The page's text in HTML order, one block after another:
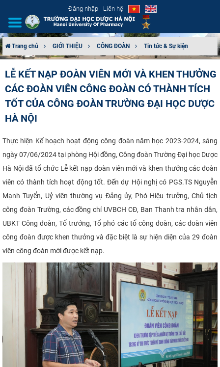
Đăng nhập Liên hệ
CƠ CẤU TỔ CHỨC
TUYỂN SINH
ĐÀO TẠO
ĐẢM BẢO CHẤT LƯỢNG
KHOA HỌC CÔNG NGHỆ
HTQT
CỰU NGƯỜI HỌC
Trang chủ GIỚI THIỆU CÔNG ĐOÀN Tin tức & Sự kiện
LỄ KẾT NẠP ĐOÀN VIÊN MỚI VÀ KHEN THƯỞNG
CÁC ĐOÀN VIÊN CÔNG ĐOÀN CÓ THÀNH TÍCH
TỐT CỦA CÔNG ĐOÀN TRƯỜNG ĐẠI HỌC DƯỢC
HÀ NỘI
Thực hiện Kế hoạch hoạt động công đoàn năm học 2023-2024, sáng
ngày 07/06/2024 tại phòng Hội đồng, Công đoàn Trường Đại học Dược
Hà Nội đã tổ chức Lễ kết nạp đoàn viên mới và khen thưởng các đoàn
viên có thành tích hoạt động tốt. Đến dự Hội nghị có PGS.TS Nguyễn
Mạnh Tuyển, Uỷ viên thường vụ Đảng ủy, Phó Hiệu trưởng, Chủ tịch
công đoàn Trường, các đồng chí UVBCH CĐ, Ban Thanh tra nhân dân,
UBKT Công đoàn, Tổ trưởng, Tổ phó các tổ công đoàn, các đoàn viên
công đoàn được khen thưởng và đặc biệt là sự hiện diện của 29 đoàn
viên công đoàn mới được kết nạp.